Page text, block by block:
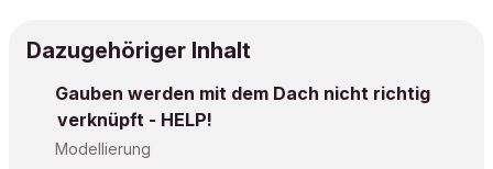
Dazugehöriger Inhalt
Gauben werden mit dem Dach nicht richtig
verknüpft - HELP!
Modellierung